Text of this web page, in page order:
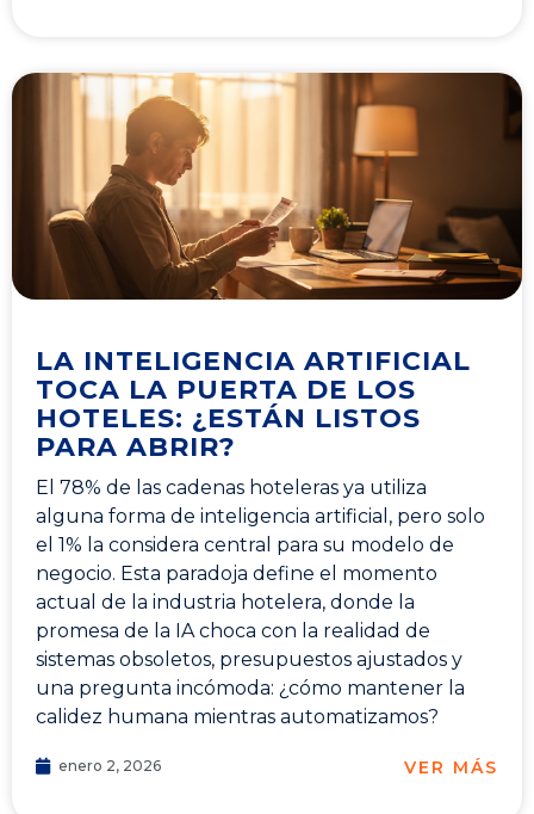
LA INTELIGENCIA ARTIFICIAL
TOCA LA PUERTA DE LOS
HOTELES: ¿ESTÁN LISTOS
PARA ABRIR?
El 78% de las cadenas hoteleras ya utiliza
alguna forma de inteligencia artificial, pero solo
el 1% la considera central para su modelo de
negocio. Esta paradoja define el momento
actual de la industria hotelera, donde la
promesa de la IA choca con la realidad de
sistemas obsoletos, presupuestos ajustados y
una pregunta incómoda: ¿cómo mantener la
calidez humana mientras automatizamos?
enero 2, 2026 VER MÁS